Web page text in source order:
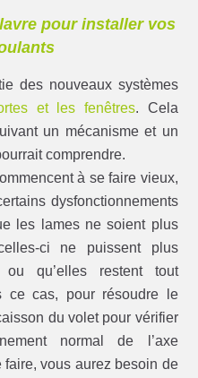
pour installer vos
des nouveaux systèmes
et les fenêtres. Cela
un mécanisme et un
comprendre.
à se faire vieux,
dysfonctionnements
les lames ne soient plus
ci ne puissent plus
qu’elles restent tout
ce cas, pour résoudre le
du volet pour vérifier
normal de l’axe
faire, vous aurez besoin de